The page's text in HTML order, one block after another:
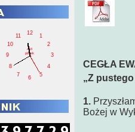
1
2
3
4
5
6
7
8
9
10
11
12
AM
pištek
CEGŁA
„Z
1.
Bożej w